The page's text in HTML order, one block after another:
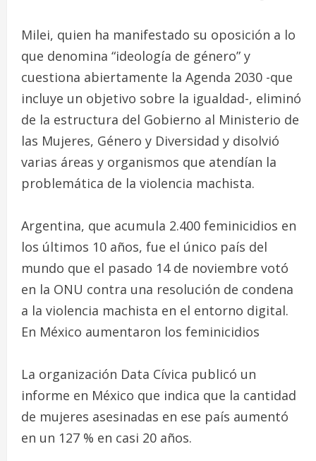
Milei, quien ha manifestado su oposición a lo
que denomina “ideología de género” y
cuestiona abiertamente la Agenda 2030 -que
incluye un objetivo sobre la igualdad-, eliminó
de la estructura del Gobierno al Ministerio de
las Mujeres, Género y Diversidad y disolvió
varias áreas y organismos que atendían la
problemática de la violencia machista.
Argentina, que acumula 2.400 feminicidios en
los últimos 10 años, fue el único país del
mundo que el pasado 14 de noviembre votó
en la ONU contra una resolución de condena
a la violencia machista en el entorno digital.
En México aumentaron los feminicidios
La organización Data Cívica publicó un
informe en México que indica que la cantidad
de mujeres asesinadas en ese país aumentó
en un 127 % en casi 20 años.